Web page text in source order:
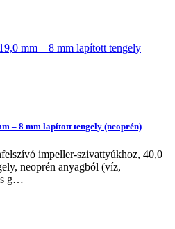
– 8 mm lapított tengely (neoprén)
impeller-szivattyúkhoz, 40,0
neoprén anyagból (víz,
g…